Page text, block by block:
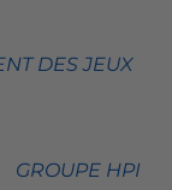
DES JEUX
GROUPE HPI